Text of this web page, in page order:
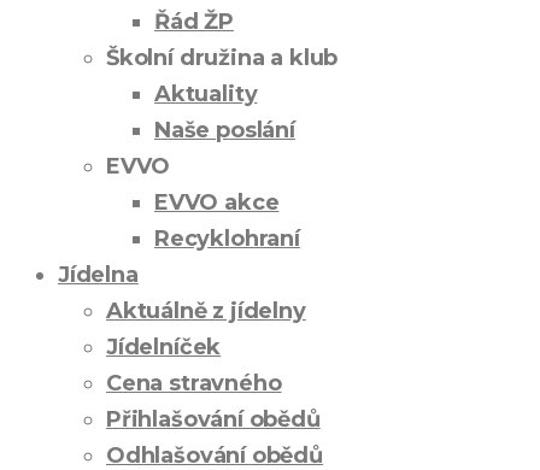
Řád ŽP
Školní družina a klub
Aktuality
Naše poslání
EVVO
EVVO akce
Recyklohraní
Jídelna
Aktuálně z jídelny
Jídelníček
Cena stravného
Přihlašování obědů
Odhlašování obědů